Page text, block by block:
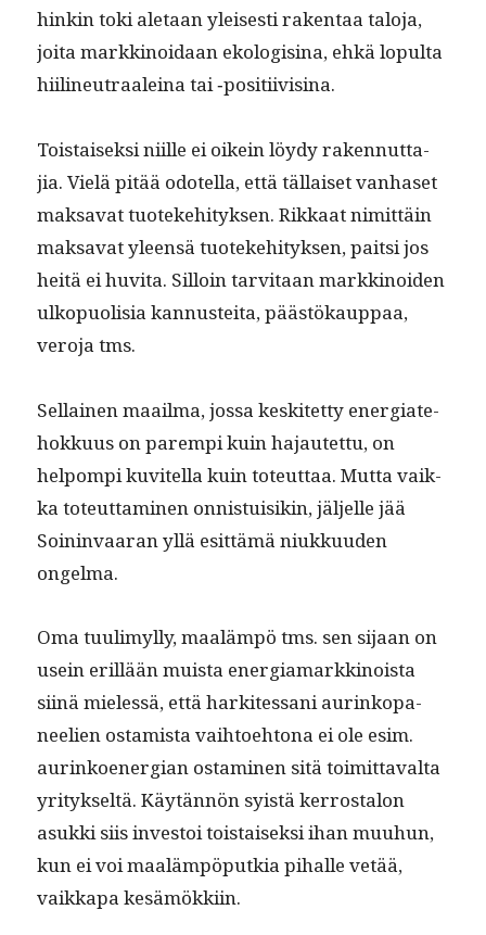
hinkin toki ale­taan yleis­es­ti rak­en­taa talo­ja,
joi­ta markki­noidaan ekol­o­gisi­na, ehkä lop­ul­ta
hiilineu­traaleina tai ‑posi­ti­ivisi­na.
Tois­taisek­si niille ei oikein löy­dy raken­nut­ta­
jia. Vielä pitää odotel­la, että täl­laiset van­haset
mak­sa­vat tuoteke­hi­tyk­sen. Rikkaat nimit­täin
mak­sa­vat yleen­sä tuoteke­hi­tyk­sen, pait­si jos
heitä ei huvi­ta. Sil­loin tarvi­taan markki­noiden
ulkop­uolisia kan­nustei­ta, päästökaup­paa,
vero­ja tms.
Sel­l­ainen maail­ma, jos­sa keskitet­ty ener­giate­
hokku­us on parem­pi kuin hajautet­tu, on
helpom­pi kuvitel­la kuin toteut­taa. Mut­ta vaik­
ka toteut­ta­mi­nen onnis­tu­isikin, jäl­jelle jää
Soin­in­vaaran yllä esit­tämä niukku­u­den
ongelma.
Oma tuulimyl­ly, maaläm­pö tms. sen sijaan on
usein eril­lään muista ener­gia­markki­noista
siinä mielessä, että harkites­sani aurinkopa­
neel­ien ostamista vai­h­toe­htona ei ole esim.
aurinkoen­er­gian ost­a­mi­nen sitä toimit­taval­ta
yri­tyk­seltä. Käytän­nön syistä ker­rostalon
asuk­ki siis investoi tois­taisek­si ihan muuhun,
kun ei voi maaläm­pöputkia pihalle vetää,
vaikka­pa kesämökkiin.